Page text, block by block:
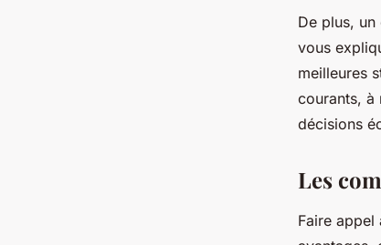
De plus,
vous
meilleures
courants, à
décisions
Les
Faire